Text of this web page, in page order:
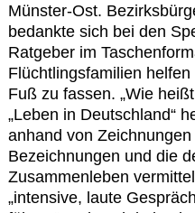
Münster-Ost.
bedankte sich bei den
Ratgeber im
Flüchtlingsfamilien
Fuß zu fassen. „Wie
„Leben in Deutschland“
anhand von
Bezeichnungen und die
Zusammenleben
„intensive, laute